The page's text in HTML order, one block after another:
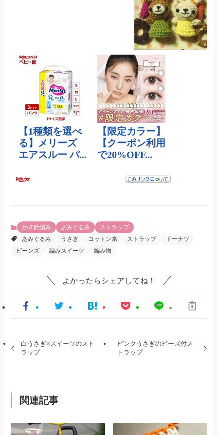
かぎ針編み あみぐるみ
ストラップ
あみぐるみ
うさぎ コットン糸 ストラップ
ドーナツ
ビーンズ
編みスイーツ 編み物
よかったらシェアしてね！
白うさぎ×スイーツのスト
ラップ
ピンクうさぎのビーズ付ス
トラップ
関連記事